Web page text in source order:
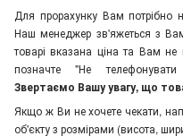
Для прорахунку Вам потрібно
Наш менеджер зв'яжеться з
товарі вказана ціна та Вам не
позначте "Не
Звертаємо Вашу увагу, що
Якщо ж Ви не хочете чекати,
об'єкту з розмірами (висота,